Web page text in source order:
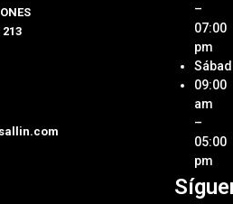
213
y Pcs
Tienda
de
de
–
07:00
pm
09:00
am
–
05:00
pm